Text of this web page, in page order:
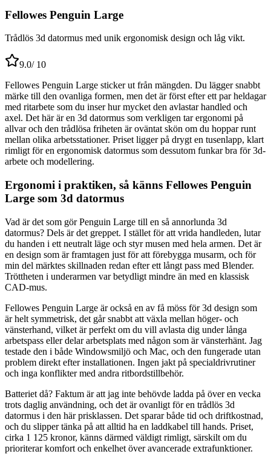
Fellowes Penguin Large
Trådlös 3d datormus med unik ergonomisk design och låg vikt.
9.0/ 10
Fellowes Penguin Large sticker ut från mängden. Du lägger snabbt
märke till den ovanliga formen, men det är först efter ett par heldagar
med ritarbete som du inser hur mycket den avlastar handled och
axel. Det här är en 3d datormus som verkligen tar ergonomi på
allvar och den trådlösa friheten är oväntat skön om du hoppar runt
mellan olika arbetsstationer. Priset ligger på drygt en tusenlapp, klart
rimligt för en ergonomisk datormus som dessutom funkar bra för 3d-
arbete och modellering.
Ergonomi i praktiken, så känns Fellowes Penguin
Large som 3d datormus
Vad är det som gör Penguin Large till en så annorlunda 3d
datormus? Dels är det greppet. I stället för att vrida handleden, lutar
du handen i ett neutralt läge och styr musen med hela armen. Det är
en design som är framtagen just för att förebygga musarm, och för
min del märktes skillnaden redan efter ett långt pass med Blender.
Tröttheten i underarmen var betydligt mindre än med en klassisk
CAD-mus.
Fellowes Penguin Large är också en av få möss för 3d design som
är helt symmetrisk, det går snabbt att växla mellan höger- och
vänsterhand, vilket är perfekt om du vill avlasta dig under långa
arbetspass eller delar arbetsplats med någon som är vänsterhänt. Jag
testade den i både Windowsmiljö och Mac, och den fungerade utan
problem direkt efter installationen. Ingen jakt på specialdrivrutiner
och inga konflikter med andra ritbordstillbehör.
Batteriet då? Faktum är att jag inte behövde ladda på över en vecka
trots daglig användning, och det är ovanligt för en trådlös 3d
datormus i den här prisklassen. Det sparar både tid och driftkostnad,
och du slipper tänka på att alltid ha en laddkabel till hands. Priset,
cirka 1 125 kronor, känns därmed väldigt rimligt, särskilt om du
prioriterar komfort och enkelhet över avancerade extrafunktioner.